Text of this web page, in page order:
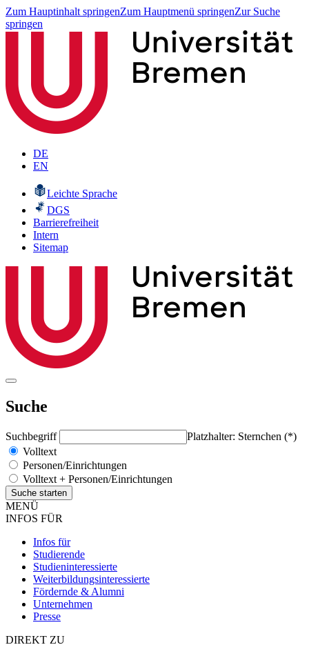
Zum Hauptinhalt springenZum Hauptmenü springenZur Suche
springen
DE
EN
Leichte Sprache
DGS
Barrierefreiheit
Intern
Sitemap
Suche
Suchbegriff
Platzhalter: Sternchen (*)
Volltext
Personen/Einrichtungen
Volltext + Personen/Einrichtungen
MENÜ
INFOS FÜR
Infos für
Studierende
Studieninteressierte
Weiterbildungsinteressierte
Fördernde & Alumni
Unternehmen
Presse
DIREKT ZU